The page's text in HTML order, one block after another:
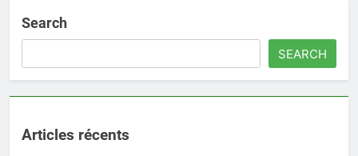
Search
SEARCH
Articles récents